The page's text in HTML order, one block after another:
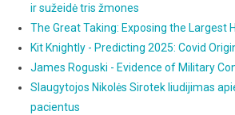
ir sužeidė tris žmones
The Great Taking: Exposing the Largest
Kit Knightly - Predicting 2025: Covid
James Roguski - Evidence of Military
Slaugytojos Nikolės Sirotek liudijimas
pacientus